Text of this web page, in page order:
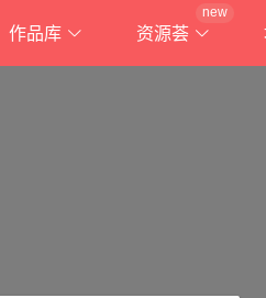
作品库 资源荟
new